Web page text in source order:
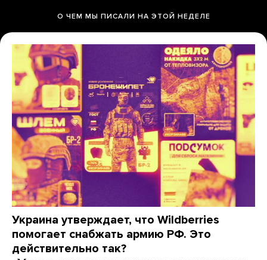
О ЧЕМ МЫ ПИСАЛИ НА ЭТОЙ НЕДЕЛЕ
Украина утверждает, что Wildberries
помогает снабжать армию РФ. Это
действительно так?